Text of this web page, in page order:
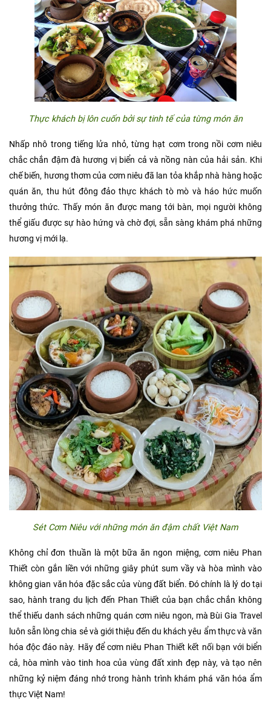
Thực khách bị lôn cuốn bởi sự tinh tế của từng món ăn
Nhấp nhô trong tiếng lửa nhỏ, từng hạt cơm trong nồi cơm niêu
chắc chắn đậm đà hương vị biển cả và nồng nàn của hải sản. Khi
chế biến, hương thơm của cơm niêu đã lan tỏa khắp nhà hàng hoặc
quán ăn, thu hút đông đảo thực khách tò mò và háo hức muốn
thưởng thức. Thấy món ăn được mang tới bàn, mọi người không
thể giấu được sự hào hứng và chờ đợi, sẵn sàng khám phá những
hương vị mới lạ.
Sét Cơm Niêu với những món ăn đậm chất Việt Nam
Không chỉ đơn thuần là một bữa ăn ngon miệng, cơm niêu Phan
Thiết còn gắn liền với những giây phút sum vầy và hòa mình vào
không gian văn hóa đặc sắc của vùng đất biển. Đó chính là lý do tại
sao, hành trang du lịch đến Phan Thiết của bạn chắc chắn không
thể thiếu danh sách những quán cơm niêu ngon, mà Bùi Gia Travel
luôn sẵn lòng chia sẻ và giới thiệu đến du khách yêu ẩm thực và văn
hóa độc đáo này. Hãy để cơm niêu Phan Thiết kết nối bạn với biển
cả, hòa mình vào tinh hoa của vùng đất xinh đẹp này, và tạo nên
những kỷ niệm đáng nhớ trong hành trình khám phá văn hóa ẩm
thực Việt Nam!